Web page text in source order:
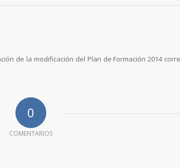
de la modificación del Plan de Formación 2014
0
COMENTARIOS